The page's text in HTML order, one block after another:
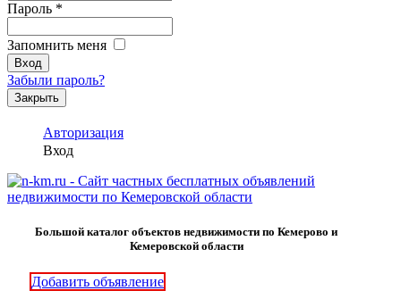
Пароль *
Запомнить меня
Забыли пароль?
Закрыть
Авторизация
Вход
Большой каталог объектов недвижимости по Кемерово и
Кемеровской области
Добавить объявление